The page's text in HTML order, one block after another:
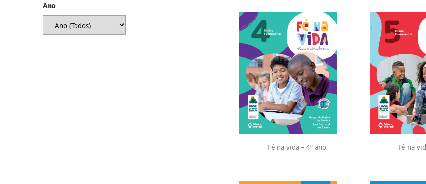
Ano
Fé na vida – 4º ano Fé na